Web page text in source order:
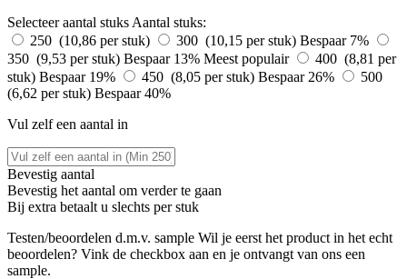
Selecteer aantal stuks Aantal stuks:
250 (10,86 per stuk)
300 (10,15 per stuk) Bespaar 7%
350 (9,53 per stuk) Bespaar 13% Meest populair
400 (8,81 per
stuk) Bespaar 19% 450 (8,05 per stuk) Bespaar 26%
500
(6,62 per stuk) Bespaar 40%
Vul zelf een aantal in
Bevestig aantal
Bevestig het aantal om verder te gaan
Bij extra betaalt u slechts per stuk
Testen/beoordelen d.m.v. sample Wil je eerst het product in het echt
beoordelen? Vink de checkbox aan en je ontvangt van ons een
sample.